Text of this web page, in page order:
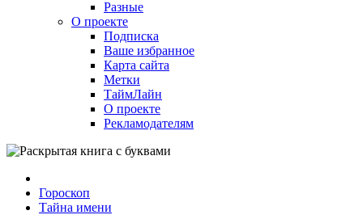
Разные
О проекте
Подписка
Ваше избранное
Карта сайта
Метки
ТаймЛайн
О проекте
Рекламодателям
Гороскоп
Тайна имени